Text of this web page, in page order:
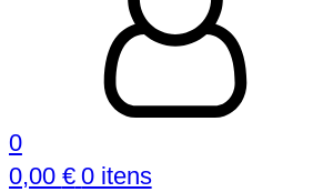
0
0,00 € 0 itens